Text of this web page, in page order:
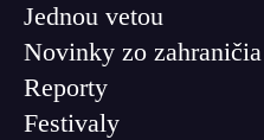
Jednou vetou
Novinky zo zahraničia
Reporty
Festivaly